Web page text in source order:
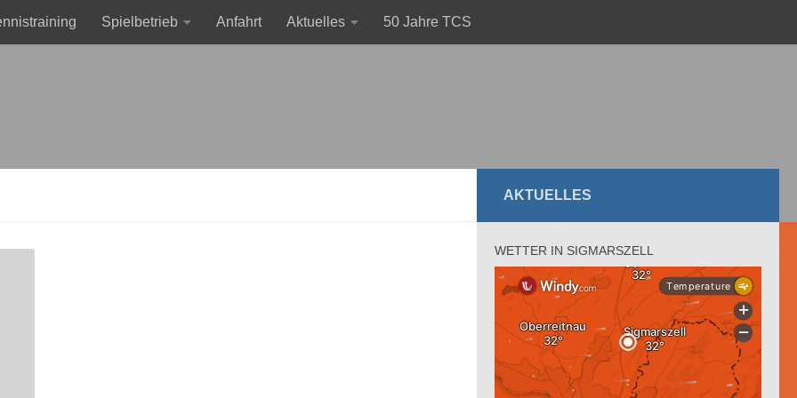
Spielbetrieb Anfahrt Aktuelles 50 Jahre TCS
AKTUELLES
WETTER IN SIGMARSZELL